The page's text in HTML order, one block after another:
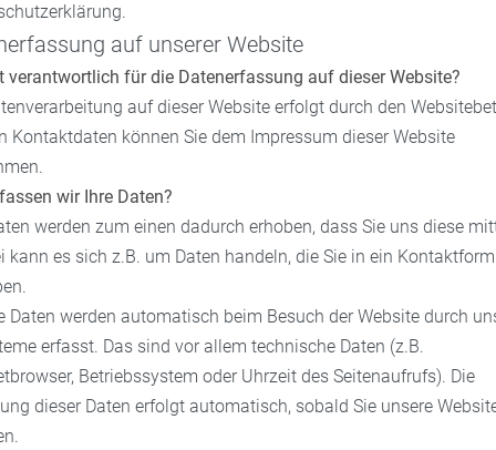
auf unserer Website
verantwortlich für die Datenerfassung auf dieser Website?
auf dieser Website erfolgt durch den
Kontaktdaten können Sie dem Impressum dieser Website
wir Ihre Daten?
werden zum einen dadurch erhoben, dass Sie uns diese
kann es sich z.B. um Daten handeln, die Sie in ein
Daten werden automatisch beim Besuch der Website durch
erfasst. Das sind vor allem technische Daten (z.B.
Betriebssystem oder Uhrzeit des Seitenaufrufs). Die
dieser Daten erfolgt automatisch, sobald Sie unsere